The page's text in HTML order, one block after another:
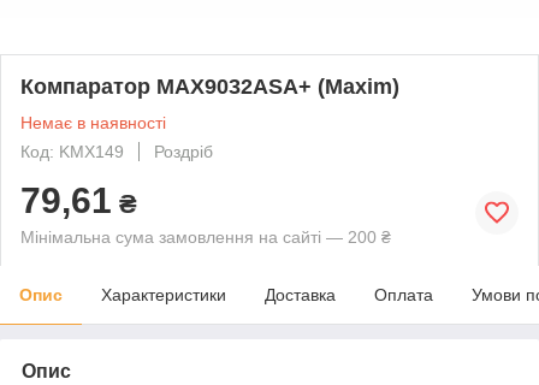
Компаратор MAX9032ASA+ (Maxim)
Немає в наявності
Код: KMX149
Роздріб
79,61 ₴
Мінімальна сума замовлення на сайті — 200 ₴
Опис Характеристики Доставка Оплата Умови
Опис